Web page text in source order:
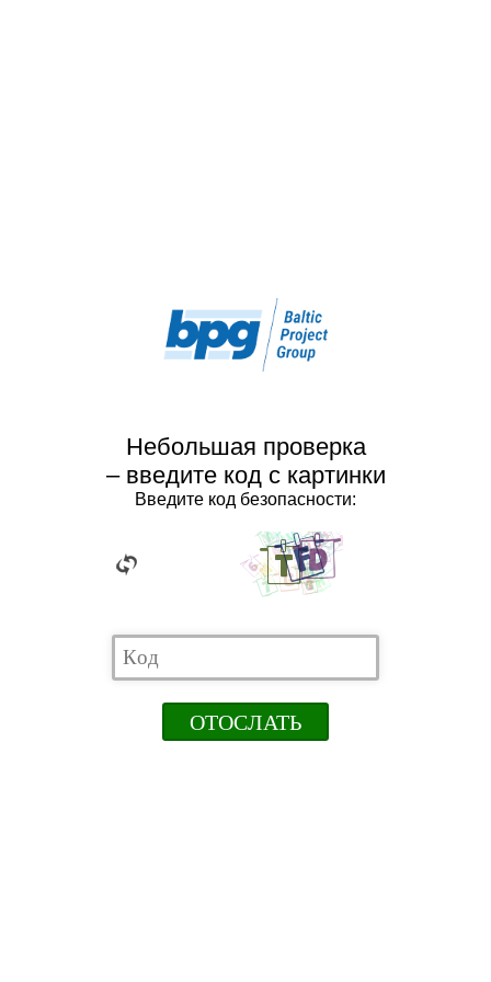
Небольшая проверка
– введите код с картинки
Введите код безопасности: